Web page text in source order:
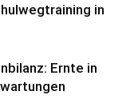
in
Ernte in